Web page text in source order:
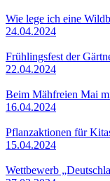
Wie lege ich eine
24.04.2024
Frühlingsfest der
22.04.2024
Beim Mähfreien Mai
16.04.2024
Pflanzaktionen für
15.04.2024
Wettbewerb